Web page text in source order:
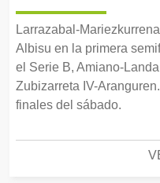
Larrazabal-
Albisu en la primera
el Serie B, Amiano-
Zubizarreta IV-
finales del sábado.